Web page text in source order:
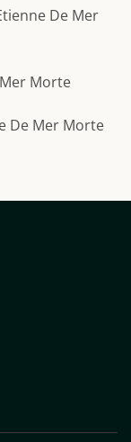
De Mer
Morte
De Mer Morte